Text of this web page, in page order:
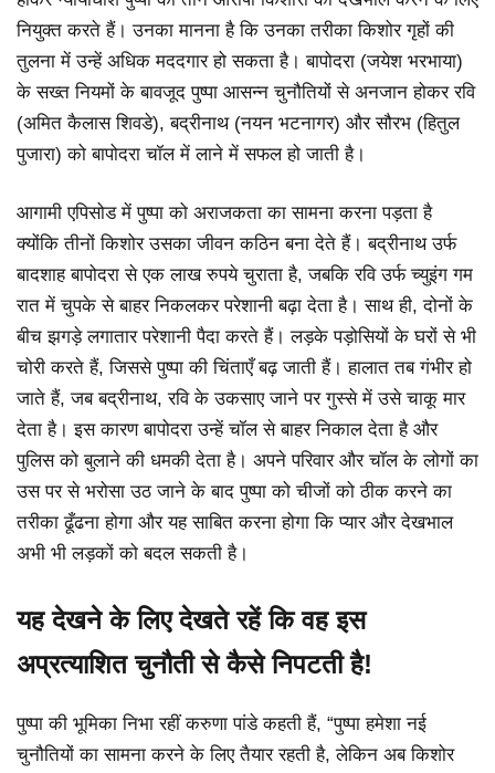
नियुक्त करते हैं। उनका मानना है कि उनका तरीका किशोर गृहों की
तुलना में उन्हें अधिक मददगार हो सकता है। बापोदरा (जयेश भरभाया)
के सख्त नियमों के बावजूद पुष्पा आसन्न चुनौतियों से अनजान होकर रवि
(अमित कैलास शिवडे), बद्रीनाथ (नयन भटनागर) और सौरभ (हितुल
पुजारा) को बापोदरा चॉल में लाने में सफल हो जाती है।
आगामी एपिसोड में पुष्पा को अराजकता का सामना करना पड़ता है
क्योंकि तीनों किशोर उसका जीवन कठिन बना देते हैं। बद्रीनाथ उर्फ
बादशाह बापोदरा से एक लाख रुपये चुराता है, जबकि रवि उर्फ च्युइंग गम
रात में चुपके से बाहर निकलकर परेशानी बढ़ा देता है। साथ ही, दोनों के
बीच झगड़े लगातार परेशानी पैदा करते हैं। लड़के पड़ोसियों के घरों से भी
चोरी करते हैं, जिससे पुष्पा की चिंताएँ बढ़ जाती हैं। हालात तब गंभीर हो
जाते हैं, जब बद्रीनाथ, रवि के उकसाए जाने पर गुस्से में उसे चाकू मार
देता है। इस कारण बापोदरा उन्हें चॉल से बाहर निकाल देता है और
पुलिस को बुलाने की धमकी देता है। अपने परिवार और चॉल के लोगों का
उस पर से भरोसा उठ जाने के बाद पुष्पा को चीजों को ठीक करने का
तरीका ढूँढना होगा और यह साबित करना होगा कि प्यार और देखभाल
अभी भी लड़कों को बदल सकती है।
यह देखने के लिए देखते रहें कि वह इस
अप्रत्याशित चुनौती से कैसे निपटती है!
पुष्पा की भूमिका निभा रहीं करुणा पांडे कहती हैं, “पुष्पा हमेशा नई
चुनौतियों का सामना करने के लिए तैयार रहती है, लेकिन अब किशोर